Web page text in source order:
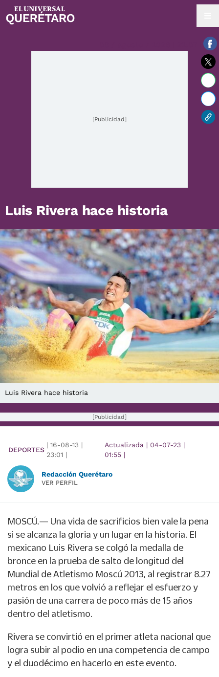
08 / agosto / 2026 | 22:07 hrs.
[Publicidad]
Luis Rivera hace historia
Luis Rivera hace historia
[Publicidad]
DEPORTES
| 16-08-13 |
23:01 |
Actualizada | 04-07-23 |
01:55|
Redacción Querétaro
VER PERFIL
MOSCÚ.— Una vida de sacrificios bien vale la pena
si se alcanza la gloria y un lugar en la historia. El
mexicano Luis Rivera se colgó la medalla de
bronce en la prueba de salto de longitud del
Mundial de Atletismo Moscú 2013, al registrar 8.27
metros en los que volvió a reflejar el esfuerzo y
pasión de una carrera de poco más de 15 años
dentro del atletismo.
Rivera se convirtió en el primer atleta nacional que
logra subir al podio en una competencia de campo
y el duodécimo en hacerlo en este evento.